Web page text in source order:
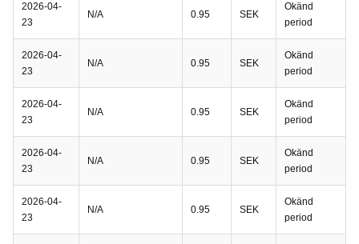
2026-04-
23
N/A 0.95 SEK
Okänd
period
2026-04-
23
N/A 0.95 SEK
Okänd
period
2026-04-
23
N/A 0.95 SEK
Okänd
period
2026-04-
23
N/A 0.95 SEK
Okänd
period
2026-04-
23
N/A 0.95 SEK
Okänd
period